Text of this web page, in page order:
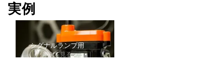
実例
シグナルランプ用
事例を見る